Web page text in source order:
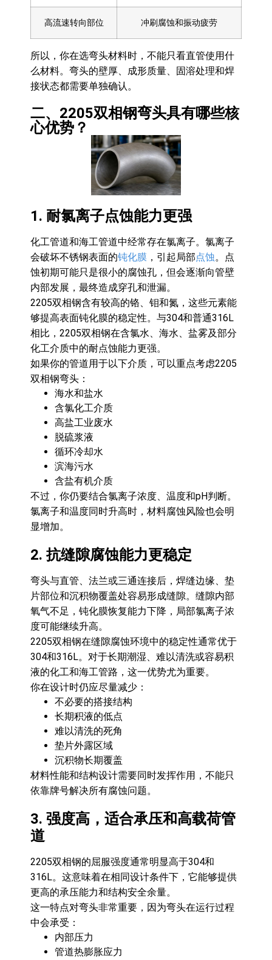
高流速转向部位 冲刷腐蚀和振动疲劳
所以，你在选弯头材料时，不能只看直管使用什
么材料。弯头的壁厚、成形质量、固溶处理和焊
接状态都需要单独确认。
二、2205双相钢弯头具有哪些核
心优势？
1. 耐氯离子点蚀能力更强
化工管道和海工管道中经常存在氯离子。氯离子
会破坏不锈钢表面的钝化膜 ，引起局部点蚀。点
蚀初期可能只是很小的腐蚀孔，但会逐渐向管壁
内部发展，最终造成穿孔和泄漏。
2205双相钢含有较高的铬、钼和氮，这些元素能
够提高表面钝化膜的稳定性。与304和普通316L
相比，2205双相钢在含氯水、海水、盐雾及部分
化工介质中的耐点蚀能力更强。
如果你的管道用于以下介质，可以重点考虑2205
双相钢弯头：
海水和盐水
含氯化工介质
高盐工业废水
脱硫浆液
循环冷却水
滨海污水
含盐有机介质
不过，你仍要结合氯离子浓度、温度和pH判断。
氯离子和温度同时升高时，材料腐蚀风险也会明
显增加。
2. 抗缝隙腐蚀能力更稳定
弯头与直管、法兰或三通连接后，焊缝边缘、垫
片部位和沉积物覆盖处容易形成缝隙。缝隙内部
氧气不足，钝化膜恢复能力下降，局部氯离子浓
度可能继续升高。
2205双相钢在缝隙腐蚀环境中的稳定性通常优于
304和316L。对于长期潮湿、难以清洗或容易积
液的化工和海工管路，这一优势尤为重要。
你在设计时仍应尽量减少：
不必要的搭接结构
长期积液的低点
难以清洗的死角
垫片外露区域
沉积物长期覆盖
材料性能和结构设计需要同时发挥作用，不能只
依靠牌号解决所有腐蚀问题。
3. 强度高，适合承压和高载荷管
道
2205双相钢的屈服强度通常明显高于304和
316L。这意味着在相同设计条件下，它能够提供
更高的承压能力和结构安全余量。
这一特点对弯头非常重要，因为弯头在运行过程
中会承受：
内部压力
管道热膨胀应力